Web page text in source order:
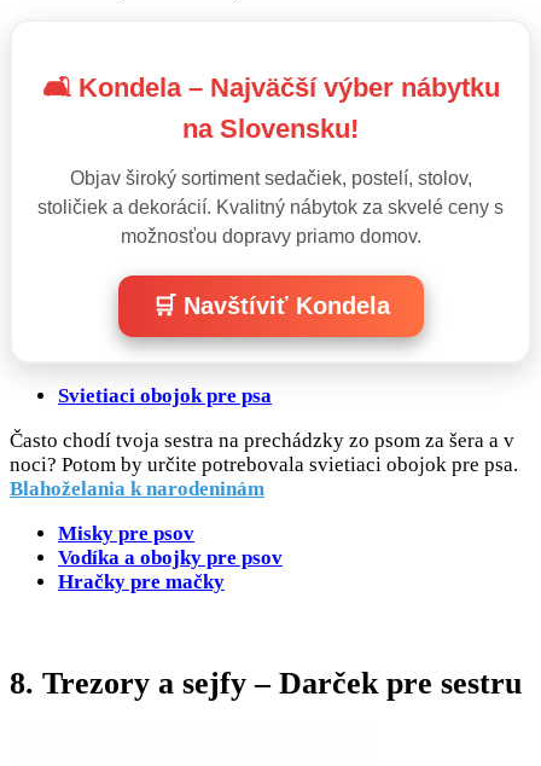
🛋️ Kondela – Najväčší výber nábytku
na Slovensku!
Objav široký sortiment sedačiek, postelí, stolov,
stoličiek a dekorácií. Kvalitný nábytok za skvelé ceny s
možnosťou dopravy priamo domov.
🛒 Navštíviť Kondela
Svietiaci obojok pre psa
Často chodí tvoja sestra na prechádzky zo psom za šera a v
noci? Potom by určite potrebovala svietiaci obojok pre psa.
Blahoželania k narodeninám
Misky pre psov
Vodíka a obojky pre psov
Hračky pre mačky
8. Trezory a sejfy – Darček pre sestru